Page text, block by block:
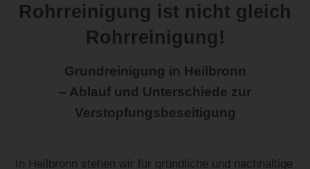
Rohrreinigung ist nicht gleich
Rohrreinigung!
Grundreinigung in Heilbronn
– Ablauf und Unterschiede zur
Verstopfungsbeseitigung
In Heilbronn stehen wir für gründliche und nachhaltige